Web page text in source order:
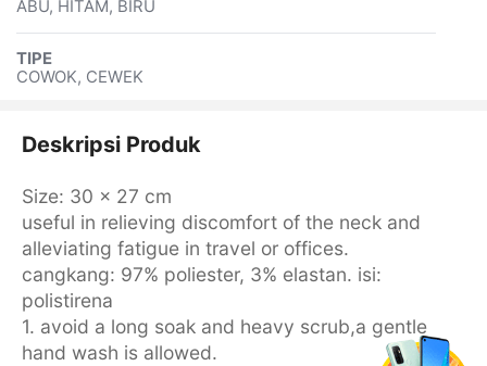
ABU, HITAM, BIRU
TIPE
COWOK, CEWEK
Deskripsi Produk
Size: 30 x 27 cm
useful in relieving discomfort of the neck and
alleviating fatigue in travel or offices.
cangkang: 97% poliester, 3% elastan. isi:
polistirena
1. avoid a long soak and heavy scrub,a gentle
hand wash is allowed.